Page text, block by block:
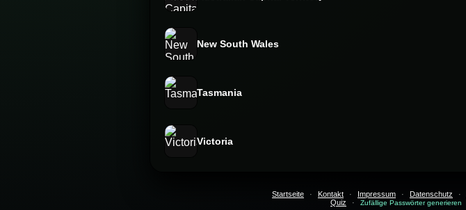
New South Wales
Tasmania
Victoria
Startseite · Kontakt · Impressum · Datenschutz ·
Quiz
· Zufällige Passwörter generieren